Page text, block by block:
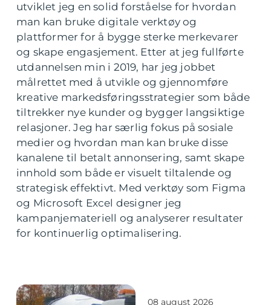
utviklet jeg en solid forståelse for hvordan
man kan bruke digitale verktøy og
plattformer for å bygge sterke merkevarer
og skape engasjement. Etter at jeg fullførte
utdannelsen min i 2019, har jeg jobbet
målrettet med å utvikle og gjennomføre
kreative markedsføringsstrategier som både
tiltrekker nye kunder og bygger langsiktige
relasjoner. Jeg har særlig fokus på sosiale
medier og hvordan man kan bruke disse
kanalene til betalt annonsering, samt skape
innhold som både er visuelt tiltalende og
strategisk effektivt. Med verktøy som Figma
og Microsoft Excel designer jeg
kampanjemateriell og analyserer resultater
for kontinuerlig optimalisering.
08 august 2026